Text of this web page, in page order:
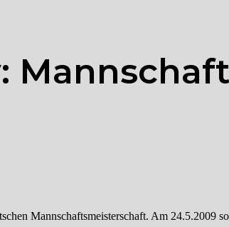
Mannschaftsmeisterschaft. Am 24.5.2009